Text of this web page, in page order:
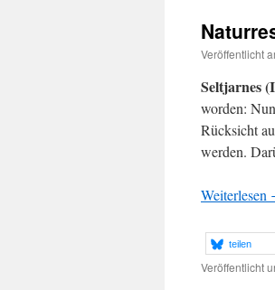
Veröffentlicht
Seltjarnes
worden:
Rücksicht
werden.
Weiterlesen
teilen
Veröffentlicht